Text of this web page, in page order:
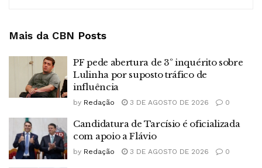
Mais da CBN Posts
PF pede abertura de 3º inquérito sobre
Lulinha por suposto tráfico de
influência
by Redação 3 DE AGOSTO DE 2026 0
Candidatura de Tarcísio é oficializada
com apoio a Flávio
by Redação 3 DE AGOSTO DE 2026 0